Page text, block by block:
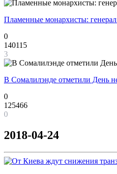
Пламенные монархисты:
0
140115
3
В Сомалилэнде отметили День
0
125466
0
2018-04-24